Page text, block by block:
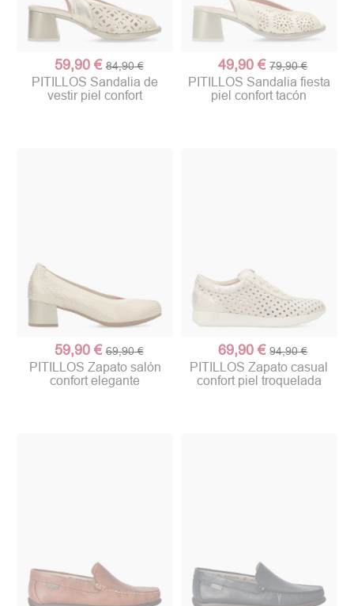
59,90 € 84,90 €
PITILLOS Sandalia de
vestir piel confort
49,90 € 79,90 €
PITILLOS Sandalia fiesta
piel confort tacón
59,90 € 69,90 €
PITILLOS Zapato salón
confort elegante
69,90 € 94,90 €
PITILLOS Zapato casual
confort piel troquelada